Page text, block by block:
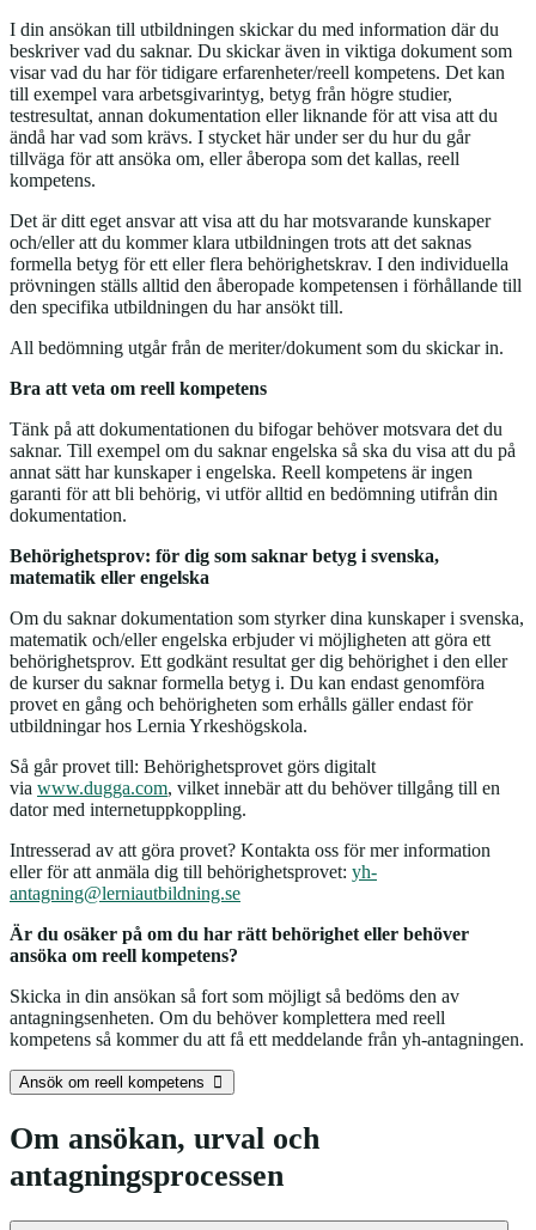
I din ansökan till utbildningen skickar du med information där du
beskriver vad du saknar. Du skickar även in viktiga dokument som
visar vad du har för tidigare erfarenheter/reell kompetens. Det kan
till exempel vara arbetsgivarintyg, betyg från högre studier,
testresultat, annan dokumentation eller liknande för att visa att du
ändå har vad som krävs. I stycket här under ser du hur du går
tillväga för att ansöka om, eller åberopa som det kallas, reell
kompetens.
Det är ditt eget ansvar att visa att du har motsvarande kunskaper
och/eller att du kommer klara utbildningen trots att det saknas
formella betyg för ett eller flera behörighetskrav. I den individuella
prövningen ställs alltid den åberopade kompetensen i förhållande till
den specifika utbildningen du har ansökt till.
All bedömning utgår från de meriter/dokument som du skickar in.
Bra att veta om reell kompetens
Tänk på att dokumentationen du bifogar behöver motsvara det du
saknar. Till exempel om du saknar engelska så ska du visa att du på
annat sätt har kunskaper i engelska. Reell kompetens är ingen
garanti för att bli behörig, vi utför alltid en bedömning utifrån din
dokumentation.
Behörighetsprov: för dig som saknar betyg i svenska,
matematik eller engelska
Om du saknar dokumentation som styrker dina kunskaper i svenska,
matematik och/eller engelska erbjuder vi möjligheten att göra ett
behörighetsprov. Ett godkänt resultat ger dig behörighet i den eller
de kurser du saknar formella betyg i. Du kan endast genomföra
provet en gång och behörigheten som erhålls gäller endast för
utbildningar hos Lernia Yrkeshögskola.
Så går provet till: Behörighetsprovet görs digitalt
via www.dugga.com, vilket innebär att du behöver tillgång till en
dator med internetuppkoppling.
Intresserad av att göra provet? Kontakta oss för mer information
eller för att anmäla dig till behörighetsprovet: yh-
antagning@lerniautbildning.se
Är du osäker på om du har rätt behörighet eller behöver
ansöka om reell kompetens?
Skicka in din ansökan så fort som möjligt så bedöms den av
antagningsenheten. Om du behöver komplettera med reell
kompetens så kommer du att få ett meddelande från yh-antagningen.
Ansök om reell kompetens
Om ansökan, urval och
antagningsprocessen